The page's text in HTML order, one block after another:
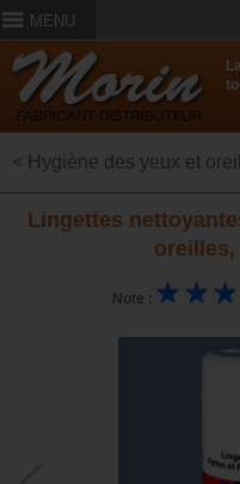
MENU
< Hygiène des yeux et
Lingettes
Note :